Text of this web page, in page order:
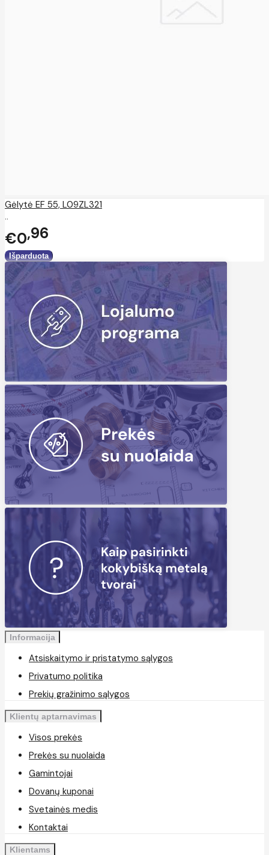
Gėlytė EF 55, L09ZL321
..
€0 96
Informacija
Atsiskaitymo ir pristatymo sąlygos
Privatumo politika
Prekių gražinimo sąlygos
Klientų aptarnavimas
Visos prekės
Prekės su nuolaida
Gamintojai
Dovanų kuponai
Svetainės medis
Kontaktai
Klientams